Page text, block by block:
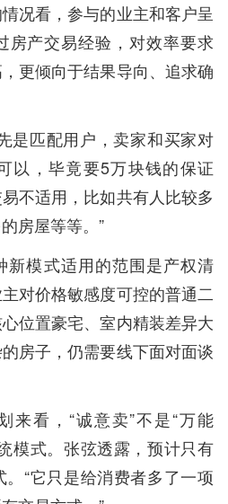
况看，参与的业主和客户呈
房产交易经验，对效率要求
更倾向于结果导向、追求确
是匹配用户，卖家和买家对
以，毕竟要5万块钱的保证
不适用，比如共有人比较多
房屋等等。”
新模式适用的范围是产权清
对价格敏感度可控的普通二
位置豪宅、室内精装差异大
房子，仍需要线下面对面谈
来看，“诚意卖”不是“万能
模式。张弦透露，预计只有
“它只是给消费者多了一项